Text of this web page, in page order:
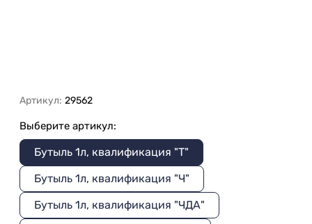
Артикул: 29562
Выберите артикул:
Бутыль 1л, квалификация "Т"
Бутыль 1л, квалификация "Ч"
Бутыль 1л, квалификация "ЧДА"